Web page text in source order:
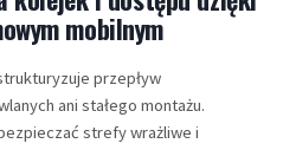
mobilnym
przepływ
ani stałego montażu.
strefy wrażliwe i